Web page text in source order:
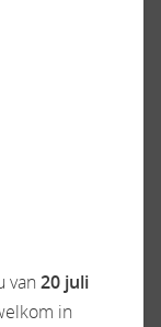
van 20 juli
in